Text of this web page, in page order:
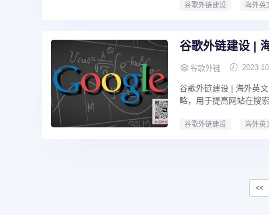
谷歌外链建设 海外英
谷歌外链建设 |
谷歌外链 2023-
谷歌外链建设 | 海外英
略，用于提高网站在搜
谷歌外链建设 海外英
<<